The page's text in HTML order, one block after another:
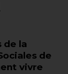
de la
de
vivre